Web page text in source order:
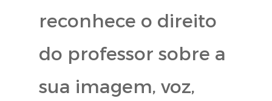
reconhece o direito
do professor sobre a
sua imagem, voz,